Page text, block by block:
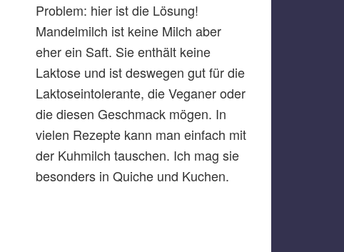
Problem: hier ist die Lösung!
Mandelmilch ist keine Milch aber
eher ein Saft. Sie enthält keine
Laktose und ist deswegen gut für die
Laktoseintolerante, die Veganer oder
die diesen Geschmack mögen. In
vielen Rezepte kann man einfach mit
der Kuhmilch tauschen. Ich mag sie
besonders in Quiche und Kuchen.